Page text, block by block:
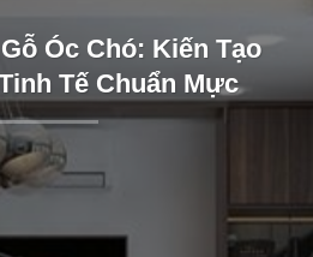
Óc Chó: Kiến Tạo
Tế Chuẩn Mực